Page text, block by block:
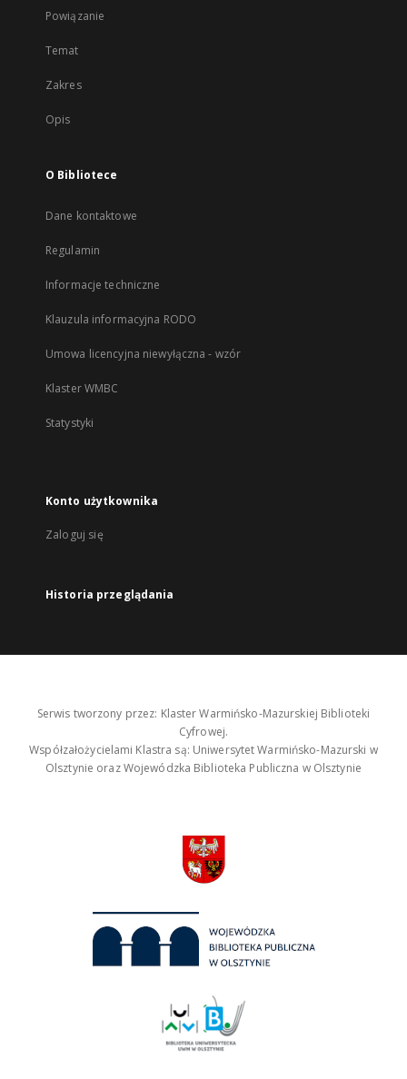
Powiązanie
Temat
Zakres
Opis
O Bibliotece
Dane kontaktowe
Regulamin
Informacje techniczne
Klauzula informacyjna RODO
Umowa licencyjna niewyłączna - wzór
Klaster WMBC
Statystyki
Konto użytkownika
Zaloguj się
Historia przeglądania
Serwis tworzony przez: Klaster Warmińsko-Mazurskiej Biblioteki
Cyfrowej.
Współzałożycielami Klastra są: Uniwersytet Warmińsko-Mazurski w
Olsztynie oraz Wojewódzka Biblioteka Publiczna w Olsztynie